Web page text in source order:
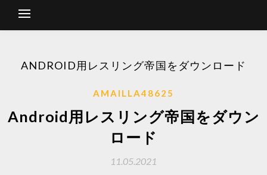
ANDROID用レスリング帝国をダウンロード
AMAILLA48625
Android用レスリング帝国をダウン
ロード
11.05.2021